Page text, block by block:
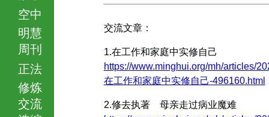
空中
明慧
周刊
正法
修炼
交流
交流文章：
1.在工作和家庭中实修自己
https://www.minghui.org/mh/articles/
在工作和家庭中实修自己-496160.html
2.修去执著 母亲走过病业魔难